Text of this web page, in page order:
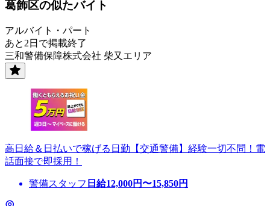
葛飾区の似たバイト
アルバイト・パート
あと2日で掲載終了
三和警備保障株式会社 柴又エリア
高日給＆日払いで稼げる日勤【交通警備】経験一切不問！電
話面接で即採用！
警備スタッフ 日給12,000円〜15,850円